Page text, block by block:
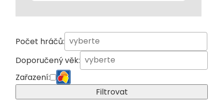
Počet hráčů:
Doporučený věk:
Zařazení:
Filtrovat